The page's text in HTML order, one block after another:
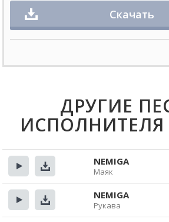
Скачать
ДРУГИЕ
ИСПОЛНИТЕЛЯ
Прослушать
Скачать
NEMIGA
Маяк
Прослушать
Скачать
NEMIGA
Рукава